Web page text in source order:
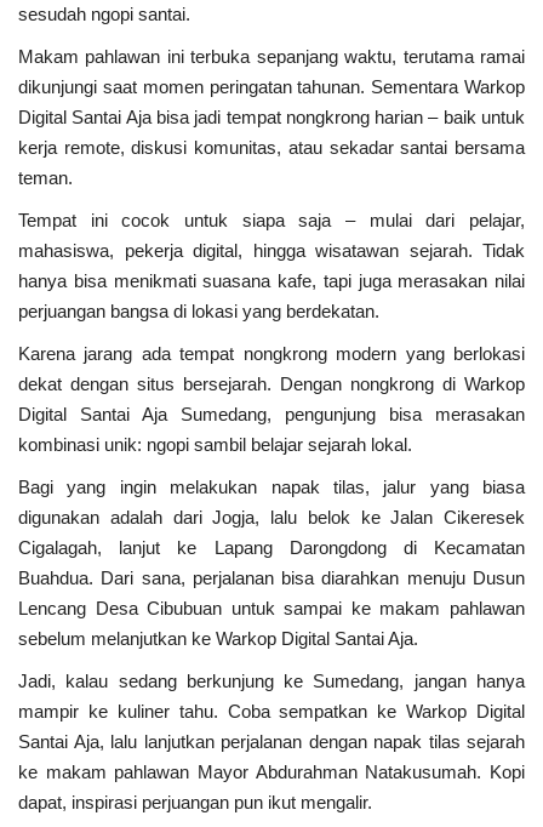
sesudah ngopi santai.
Makam pahlawan ini terbuka sepanjang waktu, terutama ramai
dikunjungi saat momen peringatan tahunan. Sementara Warkop
Digital Santai Aja bisa jadi tempat nongkrong harian – baik untuk
kerja remote, diskusi komunitas, atau sekadar santai bersama
teman.
Tempat ini cocok untuk siapa saja – mulai dari pelajar,
mahasiswa, pekerja digital, hingga wisatawan sejarah. Tidak
hanya bisa menikmati suasana kafe, tapi juga merasakan nilai
perjuangan bangsa di lokasi yang berdekatan.
Karena jarang ada tempat nongkrong modern yang berlokasi
dekat dengan situs bersejarah. Dengan nongkrong di Warkop
Digital Santai Aja Sumedang, pengunjung bisa merasakan
kombinasi unik: ngopi sambil belajar sejarah lokal.
Bagi yang ingin melakukan napak tilas, jalur yang biasa
digunakan adalah dari Jogja, lalu belok ke Jalan Cikeresek
Cigalagah, lanjut ke Lapang Darongdong di Kecamatan
Buahdua. Dari sana, perjalanan bisa diarahkan menuju Dusun
Lencang Desa Cibubuan untuk sampai ke makam pahlawan
sebelum melanjutkan ke Warkop Digital Santai Aja.
Jadi, kalau sedang berkunjung ke Sumedang, jangan hanya
mampir ke kuliner tahu. Coba sempatkan ke Warkop Digital
Santai Aja, lalu lanjutkan perjalanan dengan napak tilas sejarah
ke makam pahlawan Mayor Abdurahman Natakusumah. Kopi
dapat, inspirasi perjuangan pun ikut mengalir.